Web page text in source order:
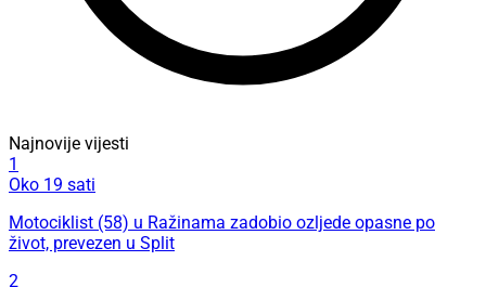
Najnovije vijesti
1
Oko 19 sati
Motociklist (58) u Ražinama zadobio ozljede opasne po
život, prevezen u Split
2